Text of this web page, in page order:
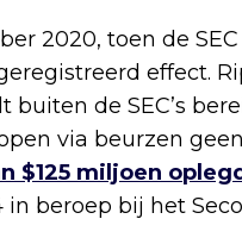
2020, toen de
effect.
buiten de SEC’s
via beurzen
$125 miljoen
in beroep bij het